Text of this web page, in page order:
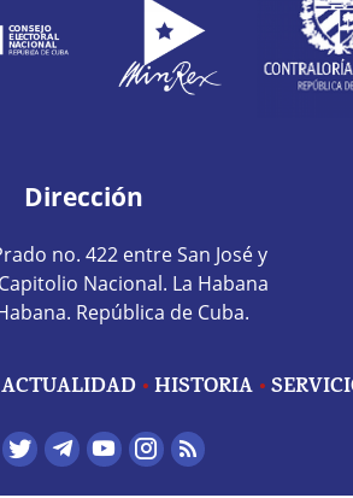
Dirección
no. 422 entre San José y
Nacional. La Habana
República de Cuba.
ACTUALIDAD HISTORIA
home